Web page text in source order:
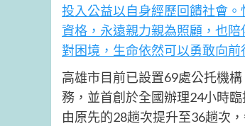
投入公益以自身經歷回饋社會
資格，永遠親力親為照顧，也
對困境，生命依然可以勇敢向前
高雄市目前已設置69處公托機
務，並首創於全國辦理24小時
由原先的28趟次提升至36趟次